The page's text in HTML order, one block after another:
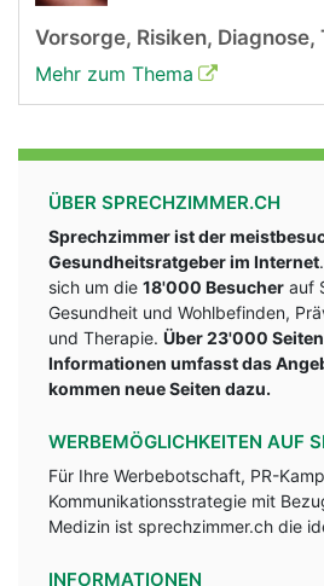
Vorsorge, Risiken, Diagnose,
Mehr zum Thema
ÜBER SPRECHZIMMER.CH
Sprechzimmer ist der
Gesundheitsratgeber im Internet
sich um die 18'000 Besucher auf
Gesundheit und Wohlbefinden,
und Therapie. Über 23'000
Informationen umfasst das
kommen neue Seiten dazu.
WERBEMÖGLICHKEITEN AUF
Für Ihre Werbebotschaft, PR-
Kommunikationsstrategie mit
Medizin ist sprechzimmer.ch die
INFORMATIONEN